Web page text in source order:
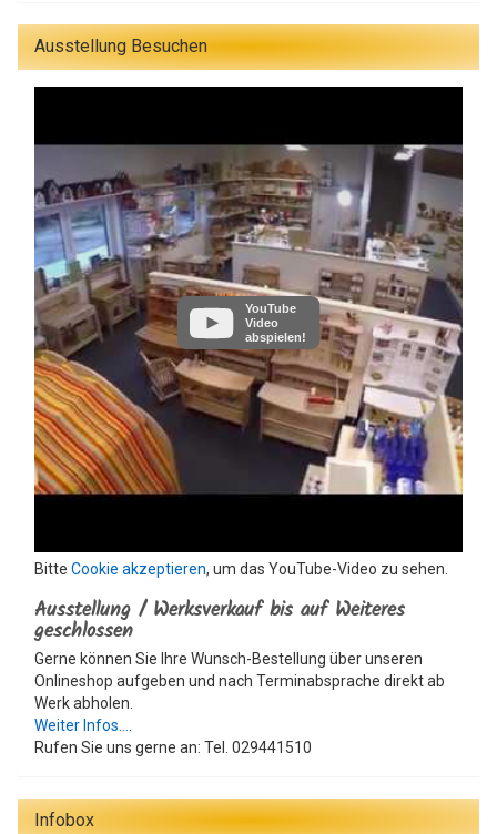
Ausstellung Besuchen
YouTube
Video
abspielen!
Bitte Cookie akzeptieren, um das YouTube-Video zu sehen.
Ausstellung / Werksverkauf bis auf Weiteres
geschlossen
Gerne können Sie Ihre Wunsch-Bestellung über unseren
Onlineshop aufgeben und nach Terminabsprache direkt ab
Werk abholen.
Weiter Infos....
Rufen Sie uns gerne an: Tel. 029441510
Infobox